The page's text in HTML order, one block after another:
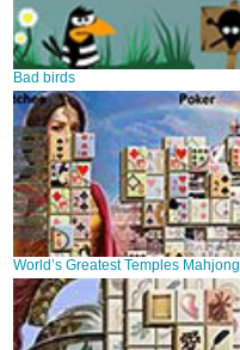
Bad birds
World’s Greatest Temples Mahjong